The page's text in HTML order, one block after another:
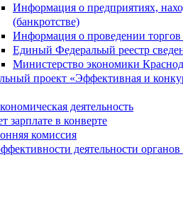
Информация о предприятиях,
(банкротстве)
Информация о проведении
Единый Федеральый реестр
Министерство экономики
проект «Эффективная и
деятельность
зарплате в конверте
комиссия
деятельности